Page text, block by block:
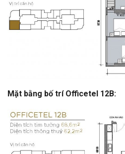
Mặt bằng bố trí Officetel 12B: